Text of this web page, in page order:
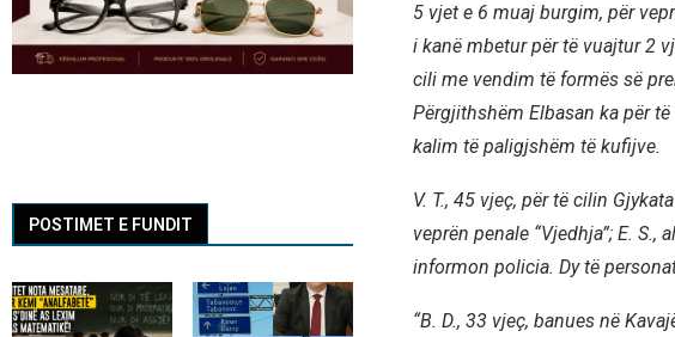
5 vjet e 6 muaj burgim, për
i kanë mbetur për të vuajtur 2
cili me vendim të formës së
Përgjithshëm Elbasan ka për
kalim të paligjshëm të kufijve.
V. T., 45 vjeç, për të cilin
veprën penale “Vjedhja”; E. S.,
informon policia. Dy të
“B. D., 33 vjeç, banues në
POSTIMET E FUNDIT